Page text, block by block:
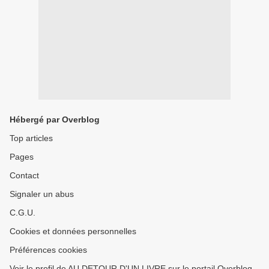
Hébergé par Overblog
Top articles
Pages
Contact
Signaler un abus
C.G.U.
Cookies et données personnelles
Préférences cookies